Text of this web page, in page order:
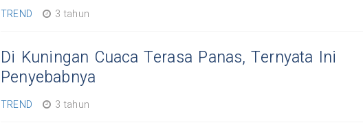
TREND 3 tahun
Di Kuningan Cuaca Terasa Panas, Ternyata Ini
Penyebabnya
TREND 3 tahun